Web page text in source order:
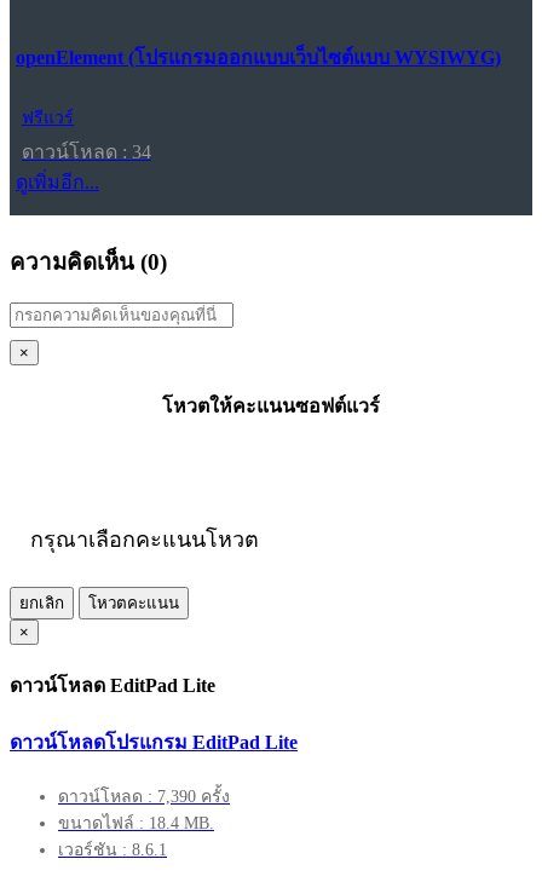
openElement (โปรแกรมออกแบบเว็บไซต์แบบ WYSIWYG)
ฟรีแวร์
ดาวน์โหลด : 34
ดูเพิ่มอีก...
ความคิดเห็น (0)
×
โหวตให้คะแนนซอฟต์แวร์
กรุณาเลือกคะแนนโหวต
ยกเลิก
โหวตคะแนน
×
ดาวน์โหลด EditPad Lite
ดาวน์โหลดโปรแกรม EditPad Lite
ดาวน์โหลด : 7,390 ครั้ง
ขนาดไฟล์ : 18.4 MB.
เวอร์ชัน : 8.6.1